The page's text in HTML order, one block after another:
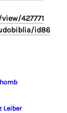
427771
id86
Leiber